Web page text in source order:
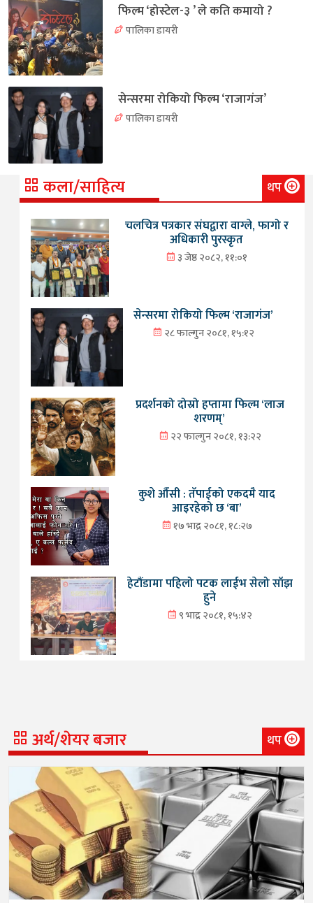
फिल्म ‘होस्टेल-३ ’ ले कति कमायो ?
पालिका डायरी
सेन्सरमा रोकियो फिल्म ‘राजागंज’
पालिका डायरी
कला/साहित्य थप
चलचित्र पत्रकार संघद्वारा वाग्ले, फागो र
अधिकारी पुरस्कृत
३ जेष्ठ २०८२, ११:०१
सेन्सरमा रोकियो फिल्म ‘राजागंज’
२८ फाल्गुन २०८१, १५:१२
प्रदर्शनको दोस्रो हप्तामा फिल्म ‘लाज
शरणम्’
२२ फाल्गुन २०८१, १३:२२
कुशे औँसी : तँपाईको एकदमै याद
आइरहेको छ ‘बा’
१७ भाद्र २०८१, १८:२७
हेटौंडामा पहिलो पटक लाईभ सेलो साँझ
हुने
९ भाद्र २०८१, १५:४२
अर्थ/शेयर बजार थप